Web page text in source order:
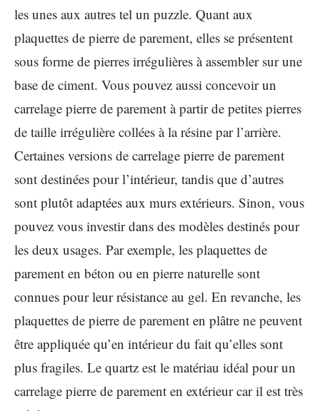
les unes aux autres tel un puzzle. Quant aux
plaquettes de pierre de parement, elles se présentent
sous forme de pierres irrégulières à assembler sur une
base de ciment. Vous pouvez aussi concevoir un
carrelage pierre de parement à partir de petites pierres
de taille irrégulière collées à la résine par l’arrière.
Certaines versions de carrelage pierre de parement
sont destinées pour l’intérieur, tandis que d’autres
sont plutôt adaptées aux murs extérieurs. Sinon, vous
pouvez vous investir dans des modèles destinés pour
les deux usages. Par exemple, les plaquettes de
parement en béton ou en pierre naturelle sont
connues pour leur résistance au gel. En revanche, les
plaquettes de pierre de parement en plâtre ne peuvent
être appliquée qu’en intérieur du fait qu’elles sont
plus fragiles. Le quartz est le matériau idéal pour un
carrelage pierre de parement en extérieur car il est très